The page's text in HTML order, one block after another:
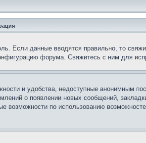
Если данные вводятся правильно, то
форума. Свяжитесь с ним для
и удобства, недоступные анонимным
о появлении новых сообщений,
возможности по использованию